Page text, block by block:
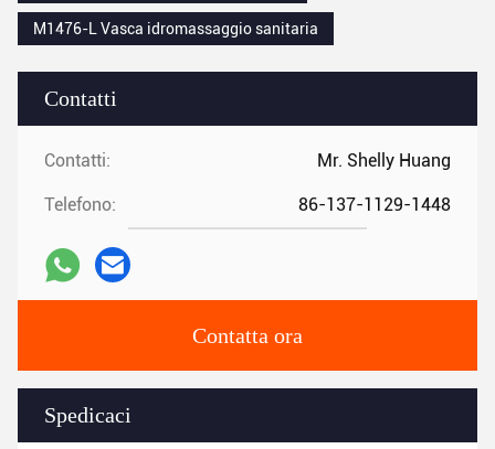
Contatti
Contatti: Mr. Shelly Huang
Telefono: 86-137-1129-1448
Contatta ora
Spedicaci
M1476-L Vasca idromassaggio sanitaria